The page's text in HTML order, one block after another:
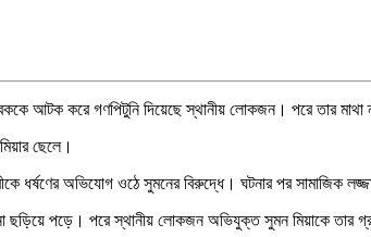
আটক করে গণপিটুনি দিয়েছে স্থানীয় লোকজন। পরে তার মাথা
ছেলে।
অভিযোগ ওঠে সুমনের বিরুদ্ধে। ঘটনার পর সামাজিক লজ্জা
ছড়িয়ে পড়ে। পরে স্থানীয় লোকজন অভিযুক্ত সুমন মিয়াকে তার